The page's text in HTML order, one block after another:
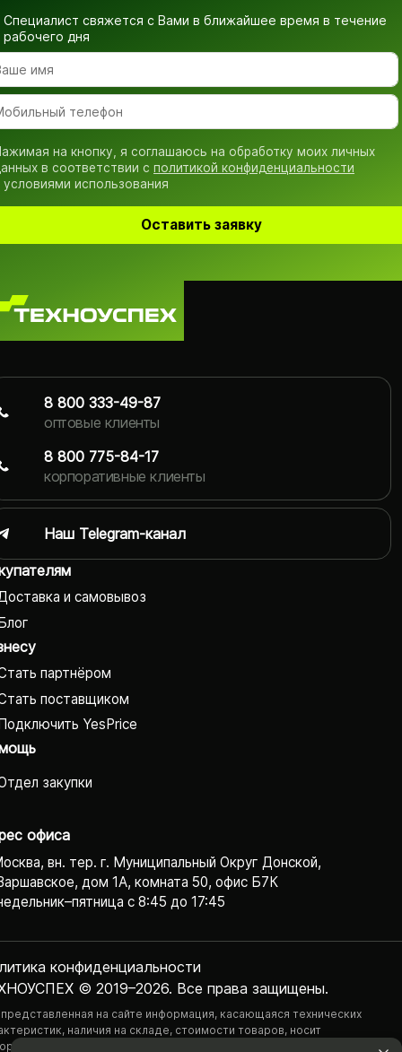
Специалист свяжется с Вами в ближайшее время в течение
рабочего дня
на кнопку, я соглашаюсь на обработку моих личных
в соответствии с политикой конфиденциальности
условиями использования
Оставить заявку
и самовывоз
партнёром
поставщиком
YesPrice
закупки
офиса
вн. тер. г. Муниципальный Округ Донской,
дом 1А, комната 50, офис Б7К
с 8:45 до 17:45
© 2019–2026. Все права защищены.
конфиденциаль­ности
на сайте информация, касающаяся технических
наличия на складе, стоимости товаров, носит
характер и ни при каких условиях не является публичной
8 800 333-49-87
оптовые клиенты
8 800 775-84-17
корпоративные клиенты
Наш Telegram-канал